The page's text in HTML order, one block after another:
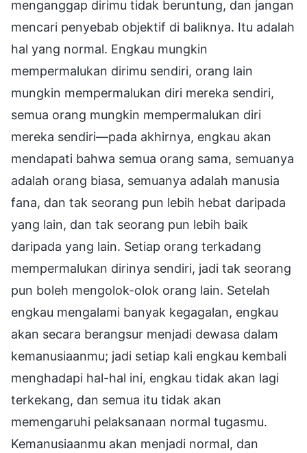
menganggap dirimu tidak beruntung, dan jangan
mencari penyebab objektif di baliknya. Itu adalah
hal yang normal. Engkau mungkin
mempermalukan dirimu sendiri, orang lain
mungkin mempermalukan diri mereka sendiri,
semua orang mungkin mempermalukan diri
mereka sendiri—pada akhirnya, engkau akan
mendapati bahwa semua orang sama, semuanya
adalah orang biasa, semuanya adalah manusia
fana, dan tak seorang pun lebih hebat daripada
yang lain, dan tak seorang pun lebih baik
daripada yang lain. Setiap orang terkadang
mempermalukan dirinya sendiri, jadi tak seorang
pun boleh mengolok-olok orang lain. Setelah
engkau mengalami banyak kegagalan, engkau
akan secara berangsur menjadi dewasa dalam
kemanusiaanmu; jadi setiap kali engkau kembali
menghadapi hal-hal ini, engkau tidak akan lagi
terkekang, dan semua itu tidak akan
memengaruhi pelaksanaan normal tugasmu.
Kemanusiaanmu akan menjadi normal, dan